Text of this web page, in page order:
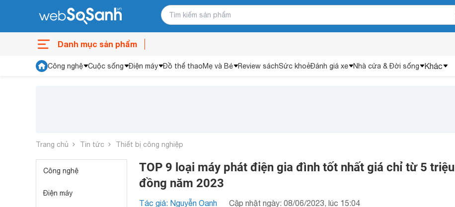
Danh mục sản phẩm
Công nghệ Cuộc sống Điện máy Đồ thể thaoMẹ và Bé Review sáchSức khoẻĐánh giá xe Nhà cửa & Đời sống Khác
Trang chủ Tin tức Thiết bị công nghiệp
Công nghệ
Điện máy
TOP 9 loại máy phát điện gia đình tốt nhất giá chỉ từ 5 triệu
đồng năm 2023
Tác giả: Nguyễn Oanh Cập nhật ngày: 08/06/2023, lúc 15:04